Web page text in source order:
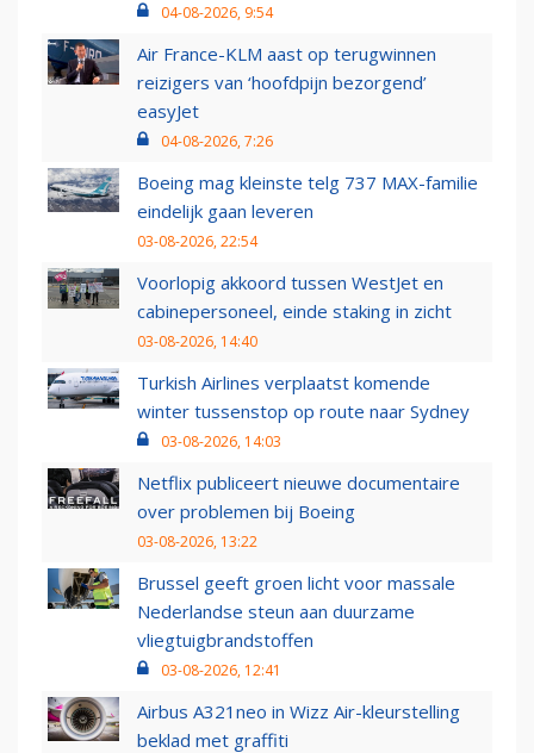
04-08-2026, 9:54
Air France-KLM aast op terugwinnen
reizigers van ‘hoofdpijn bezorgend’
easyJet
04-08-2026, 7:26
Boeing mag kleinste telg 737 MAX-familie
eindelijk gaan leveren
03-08-2026, 22:54
Voorlopig akkoord tussen WestJet en
cabinepersoneel, einde staking in zicht
03-08-2026, 14:40
Turkish Airlines verplaatst komende
winter tussenstop op route naar Sydney
03-08-2026, 14:03
Netflix publiceert nieuwe documentaire
over problemen bij Boeing
03-08-2026, 13:22
Brussel geeft groen licht voor massale
Nederlandse steun aan duurzame
vliegtuigbrandstoffen
03-08-2026, 12:41
Airbus A321neo in Wizz Air-kleurstelling
beklad met graffiti